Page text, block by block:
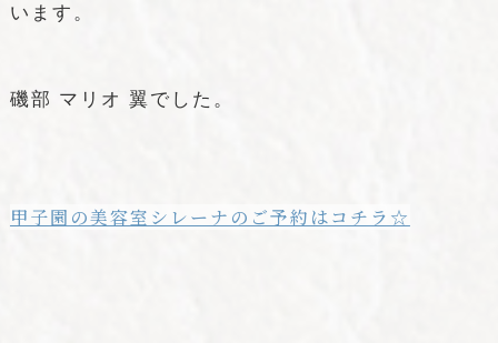
います。
磯部 マリオ 翼でした。
甲子園の美容室シレーナのご予約はコチラ☆